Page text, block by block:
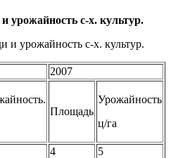
урожайность с-х. культур.
урожайность с-х. культур.
2007
Площадь
Урожайность
ц/га
4 5